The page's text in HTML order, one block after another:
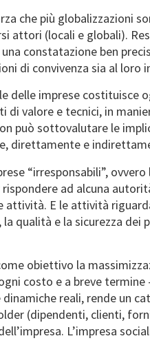
che più globalizzazioni
attori (locali e globali).
constatazione ben
di convivenza sia al loro
delle imprese costituisce
di valore e tecnici, in
può sottovalutare le
direttamente e
“irresponsabili”,
ad alcuna
attività. E le attività
qualità e la sicurezza
obiettivo la
costo e a breve
reali, rende un
(dipendenti, clienti,
L’impresa